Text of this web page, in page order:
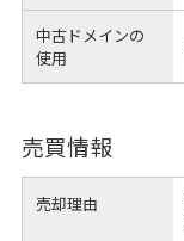
中古ドメインの
使用
売買情報
売却理由